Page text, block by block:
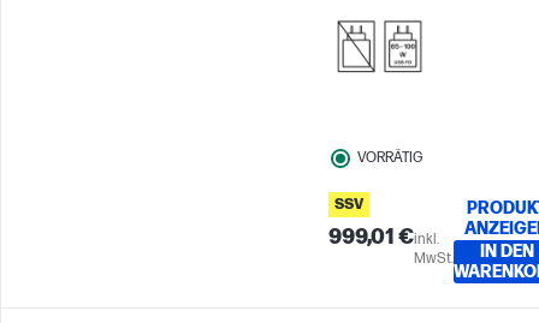
VORRÄTIG
SSV
999,01 €inkl.
MwSt.
IN DEN